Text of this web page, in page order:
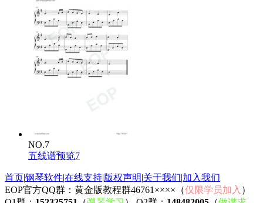
NO.7
五线谱预览7
首页|钢琴软件|在线支持|版权声明|关于我们|加入我们
EOP官方QQ群：黄金版教程群46761××××（仅限学员加入 ）